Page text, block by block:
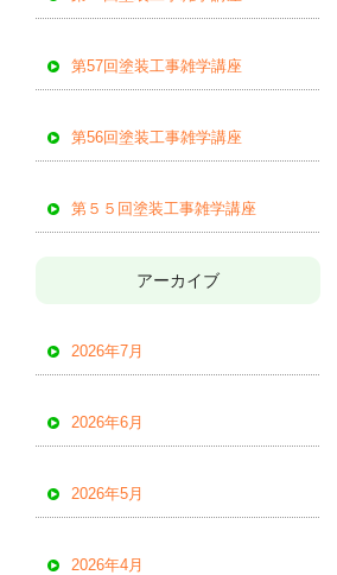
第57回塗装工事雑学講座
第56回塗装工事雑学講座
第５５回塗装工事雑学講座
アーカイブ
2026年7月
2026年6月
2026年5月
2026年4月